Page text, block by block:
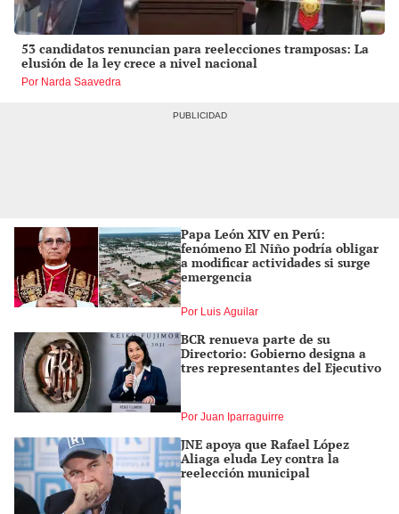
53 candidatos renuncian para reelecciones tramposas: La
elusión de la ley crece a nivel nacional
Por Narda Saavedra
Papa León XIV en Perú:
fenómeno El Niño podría obligar
a modificar actividades si surge
emergencia
Por Luis Aguilar
BCR renueva parte de su
Directorio: Gobierno designa a
tres representantes del Ejecutivo
Por Juan Iparraguirre
JNE apoya que Rafael López
Aliaga eluda Ley contra la
reelección municipal